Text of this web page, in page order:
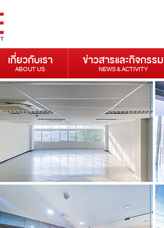
เกี่ยวกับเรา
ABOUT US
ข่าวสารและกิจกรรม
NEWS & ACTIVITY